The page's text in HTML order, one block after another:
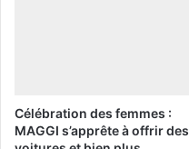
Célébration des femmes :
MAGGI s’apprête à offrir des